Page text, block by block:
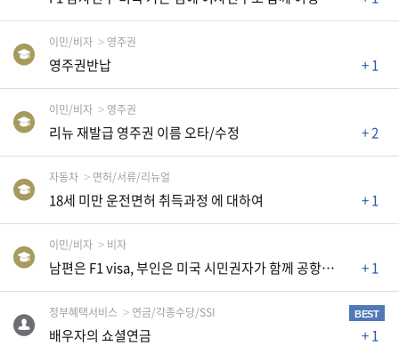
주
부
동
산
머
니/
재
크
학/
교
이민/비자 영주권
영주권반납 + 1
이민/비자 영주권
리뉴 재발급 영주권 이름 오타/수정 + 2
자동차 면허/서류/리뉴얼
18세 미만 운전면허 취득과정 에 대하여 + 1
이민/비자 비자
남편은 F1 visa, 부인은 미국 시민권자가 함께 공항에 들어올 때 + 1
정부혜택서비스 연금/각종수당/SSI BEST
배우자의 쇼셜연금 + 1